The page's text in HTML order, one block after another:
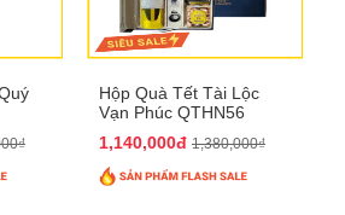
Hộp Quà Tết Tài Lộc
Vạn Phúc QTHN56
1,140,000đ 1,380,000₫